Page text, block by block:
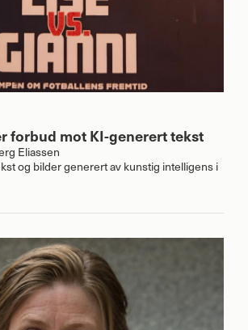
forbud mot KI-generert tekst
Eliassen
og bilder generert av kunstig intelligens i